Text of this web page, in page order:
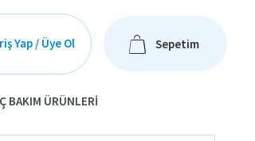
Yap / Üye Ol Sepetim
BAKIM ÜRÜNLERI